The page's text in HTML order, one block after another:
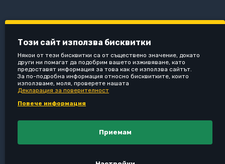
Този сайт използва бисквитки
Някои от тези бисквитки са от съществено значение, докато
други ни помагат да подобрим вашето изживяване, като
предоставят информация за това как се използва сайтът.
За по-подробна информация относно бисквитките, които
използваме, моля, проверете нашата
Декларация за поверителност
Повече информация
Приемам